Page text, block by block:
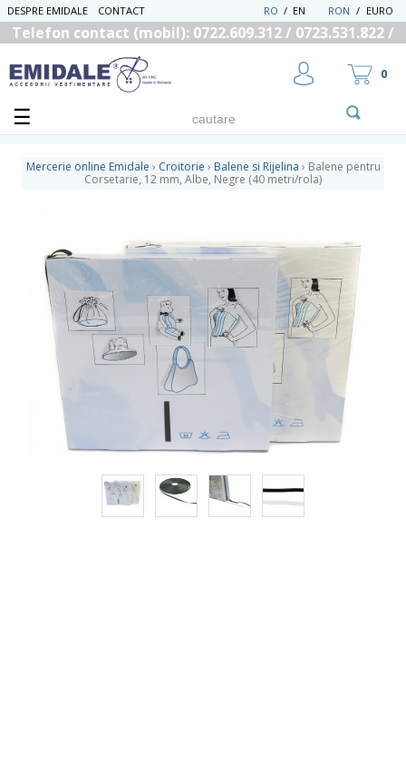
DESPRE EMIDALE CONTACT RON / EURO
EN
/
RO
Telefon contact (mobil): 0722.609.312 / 0723.531.822 /
0
Mercerie online Emidale › Croitorie › Balene si Rijelina › Balene pentru
Corsetarie, 12 mm, Albe, Negre (40 metri/rola)